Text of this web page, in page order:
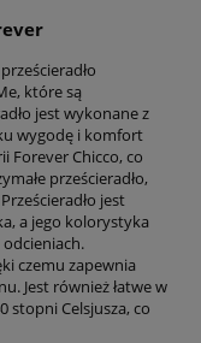
które są
jest wykonane z
wygodę i komfort
Forever Chicco, co
prześcieradło,
jest
a jego kolorystyka
czemu zapewnia
Jest również łatwe w
stopni Celsjusza, co